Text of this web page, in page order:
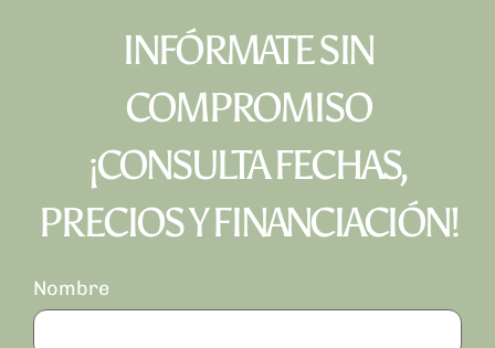
INFÓRMATE SIN
COMPROMISO
¡CONSULTA FECHAS,
PRECIOS Y FINANCIACIÓN!
Nombre